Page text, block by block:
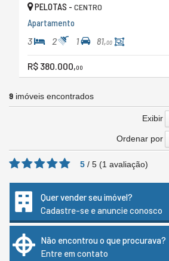
PELOTAS - CENTRO
Apartamento
3 2 1 81,00
R$ 380.000,00
9 imóveis encontrados
Exibir
Ordenar por
5 / 5 (1 avaliação)
Quer vender seu imóvel?
Cadastre-se e anuncie conosco
Não encontrou o que procurava?
Entre em contato